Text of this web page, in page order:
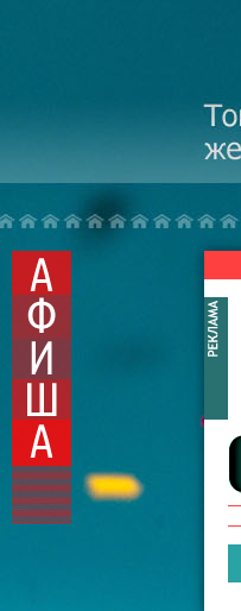
Перейти к основному содержанию